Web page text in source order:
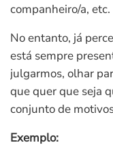
companheiro/a, etc.
No entanto, já
está sempre
julgarmos, olhar
que quer que seja
conjunto de
Exemplo: